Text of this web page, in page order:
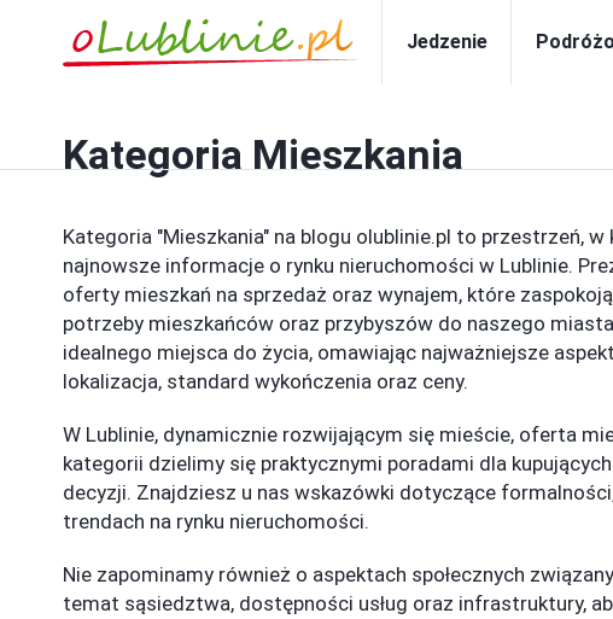
Jedzenie
Kategoria Mieszkania
Kategoria "Mieszkania" na blogu olublinie.pl to przestrzeń,
najnowsze informacje o rynku nieruchomości w Lublinie.
oferty mieszkań na sprzedaż oraz wynajem, które
potrzeby mieszkańców oraz przybyszów do naszego
idealnego miejsca do życia, omawiając najważniejsze
lokalizacja, standard wykończenia oraz ceny.
W Lublinie, dynamicznie rozwijającym się mieście, oferta
kategorii dzielimy się praktycznymi poradami dla
decyzji. Znajdziesz u nas wskazówki dotyczące
trendach na rynku nieruchomości.
Nie zapominamy również o aspektach społecznych
temat sąsiedztwa, dostępności usług oraz infrastruktury,